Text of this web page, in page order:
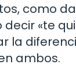
como
«te
la
ambos.